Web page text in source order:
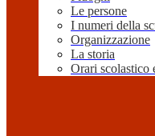
Le persone
I numeri della
Organizzazione
La storia
Orari scolastico